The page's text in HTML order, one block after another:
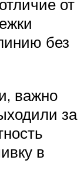
от
без
важно
за
в